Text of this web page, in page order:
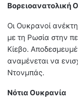
Βορειοανατολική
Οι Ουκρανοί
με τη Ρωσία στην
Κίεβο.
αναμένεται να
Ντονμπάς.
Νότια Ουκρανία